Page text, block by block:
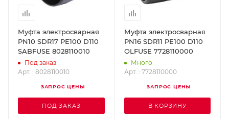
Муфта электросварная
PN10 SDR17 PE100 D110
SABFUSE 8028110010
Под заказ
Арт. : 8028110010
ЗАПРОС ЦЕНЫ
ПОД ЗАКАЗ
Муфта электросварная
PN16 SDR11 PE100 D110
OLFUSE 7728110000
Много
Арт. : 7728110000
ЗАПРОС ЦЕНЫ
В КОРЗИНУ